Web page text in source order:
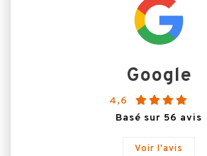
Google
4,6
Basé sur 56 avis
Voir l'avis